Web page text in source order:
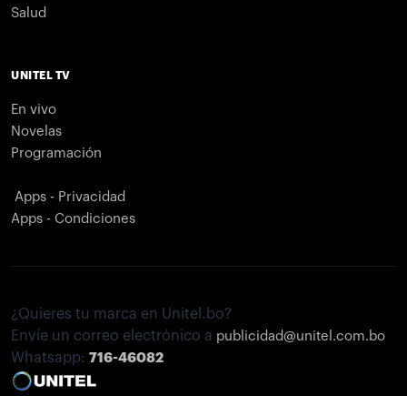
Salud
UNITEL TV
En vivo
Novelas
Programación
Apps - Privacidad
Apps - Condiciones
¿Quieres tu marca en Unitel.bo?
Envíe un correo electrónico a publicidad@unitel.com.bo
Whatsapp: 716-46082